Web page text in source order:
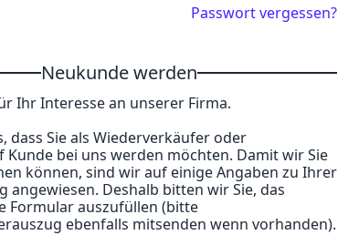
Passwort vergessen?
Neukunde werden
Ihr Interesse an unserer Firma.
dass Sie als Wiederverkäufer oder
bei uns werden möchten. Damit wir Sie
können, sind wir auf einige Angaben zu Ihrer
angewiesen. Deshalb bitten wir Sie, das
Formular auszufüllen (bitte
ebenfalls mitsenden wenn vorhanden).